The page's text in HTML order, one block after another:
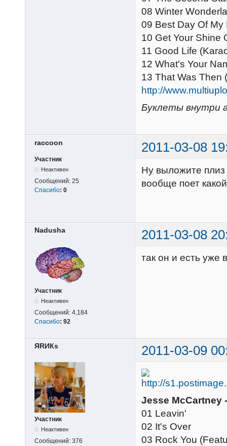
08 Winter
09 Best Day Of My
10 Get Your Shine
11 Good Life
12 What's Your
13 That Was Then
http://
Буклеты внутри
raccoon 2011-03-08
Участник
Неактивен
Сообщений: 25
Спасибо: 0
Ну выложите плиз
вообще поет
Nadusha 2011-03-08
Участник
Неактивен
Сообщений: 4,184
Спасибо: 92
так он и есть уже
ЯRИКs 2011-03-09
Участник
Неактивен
Сообщений: 376
Jesse McCartney
01 Leavin'
02 It's Over
03 Rock You